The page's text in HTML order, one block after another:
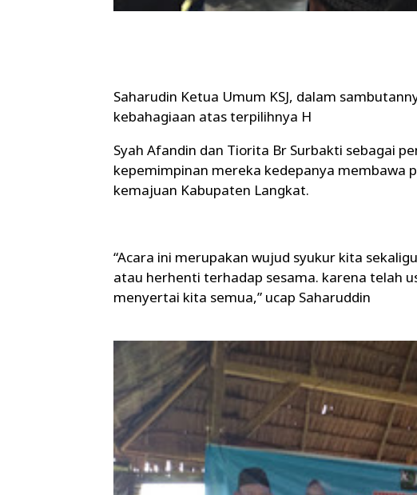
Saharudin Ketua Umum KSJ, dalam
kebahagiaan atas terpilihnya H
Syah Afandin dan Tiorita Br Surbakti sebagai
kepemimpinan mereka kedepanya membawa
kemajuan Kabupaten Langkat.
“Acara ini merupakan wujud syukur kita
atau herhenti terhadap sesama. karena telah
menyertai kita semua,” ucap Saharuddin